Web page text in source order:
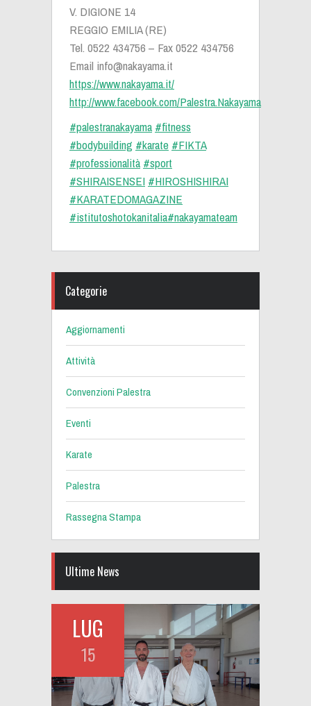
V. DIGIONE 14
REGGIO EMILIA (RE)
Tel. 0522 434756 – Fax 0522 434756
Email info@nakayama.it
https://www.nakayama.it/‬
http://www.facebook.com/Palestra.Nakayama‬
#palestranakayama‬ ‪#fitness
#bodybuilding #karate #FIKTA
#professionalità‬ ‪#sport
#SHIRAISENSEI #HIROSHISHIRAI
#KARATEDOMAGAZINE
#istitutoshotokanitalia#nakayamateam
Categorie
Aggiornamenti
Attività
Convenzioni Palestra
Eventi
Karate
Palestra
Rassegna Stampa
Ultime News
LUG
15